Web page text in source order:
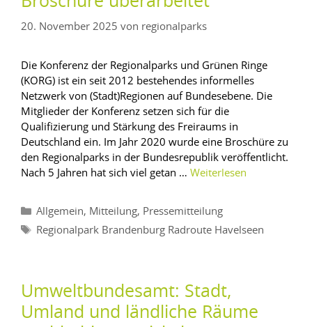
20. November 2025 von regionalparks
Die Konferenz der Regionalparks und Grünen Ringe
(KORG) ist ein seit 2012 bestehendes informelles
Netzwerk von (Stadt)Regionen auf Bundesebene. Die
Mitglieder der Konferenz setzen sich für die
Qualifizierung und Stärkung des Freiraums in
Deutschland ein. Im Jahr 2020 wurde eine Broschüre zu
den Regionalparks in der Bundesrepublik veröffentlicht.
Nach 5 Jahren hat sich viel getan … Weiterlesen
Allgemein, Mitteilung, Pressemitteilung
Regionalpark Brandenburg Radroute Havelseen
Umweltbundesamt: Stadt,
Umland und ländliche Räume